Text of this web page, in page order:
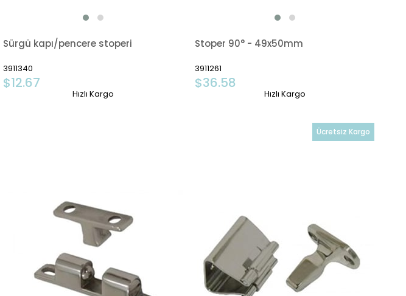
Sürgü kapı/pencere stoperi
3911340
$12.67
Hızlı Kargo
Stoper 90° - 49x50mm
3911261
$36.58
Hızlı Kargo
Ücretsiz Kargo